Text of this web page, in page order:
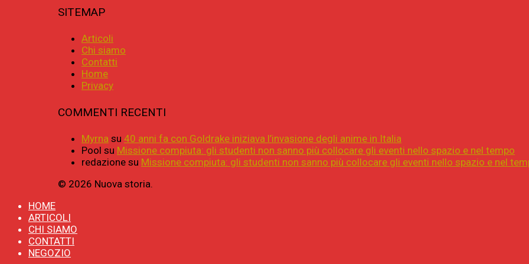
SITEMAP
Articoli
Chi siamo
Contatti
Home
Privacy
COMMENTI RECENTI
Myrna su 40 anni fa con Goldrake iniziava l’invasione degli anime in Italia
Pool su Missione compiuta: gli studenti non sanno più collocare gli eventi nello spazio e nel tempo
redazione su Missione compiuta: gli studenti non sanno più collocare gli eventi nello spazio e nel
© 2026 Nuova storia.
HOME
ARTICOLI
CHI SIAMO
CONTATTI
NEGOZIO